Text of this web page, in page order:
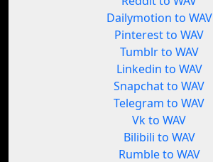
Dailymotion to WAV
Pinterest to WAV
Tumblr to WAV
Linkedin to WAV
Snapchat to WAV
Telegram to WAV
Vk to WAV
Bilibili to WAV
Rumble to WAV